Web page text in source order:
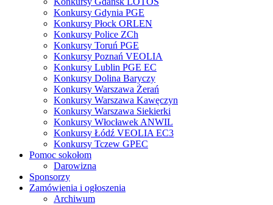
Konkursy Gdynia PGE
Konkursy Płock ORLEN
Konkursy Police ZCh
Konkursy Toruń PGE
Konkursy Poznań VEOLIA
Konkursy Lublin PGE EC
Konkursy Dolina Baryczy
Konkursy Warszawa Żerań
Konkursy Warszawa Kawęczyn
Konkursy Warszawa Siekierki
Konkursy Włocławek ANWIL
Konkursy Łódź VEOLIA EC3
Konkursy Tczew GPEC
Pomoc sokołom
Darowizna
Sponsorzy
Zamówienia i ogłoszenia
Archiwum